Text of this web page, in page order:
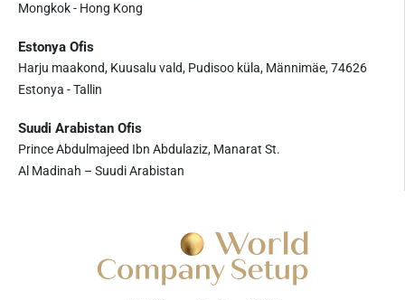
Mongkok - Hong Kong
Estonya Ofis
Harju maakond, Kuusalu vald, Pudisoo küla, Männimäe, 74626
Estonya - Tallin
Suudi Arabistan Ofis
Prince Abdulmajeed Ibn Abdulaziz, Manarat St.
Al Madinah – Suudi Arabistan